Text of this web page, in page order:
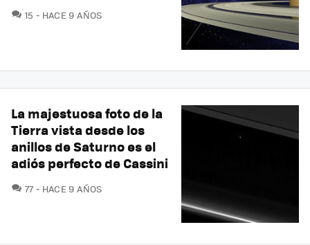
15 COMENTARIOS
HACE 9 AÑOS
La majestuosa foto de la
Tierra vista desde los
anillos de Saturno es el
adiós perfecto de Cassini
77COMENTARIOS
HACE 9 AÑOS